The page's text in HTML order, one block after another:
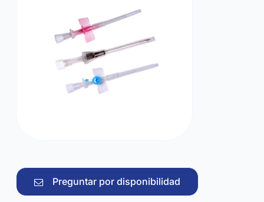
Preguntar por disponibilidad